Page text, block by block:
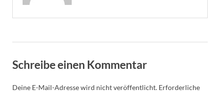
Schreibe einen Kommentar
Deine E-Mail-Adresse wird nicht veröffentlicht. Erforderliche